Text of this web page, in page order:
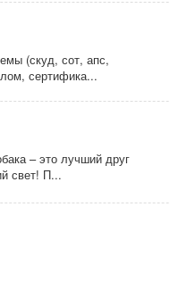
(скуд, сот, апс,
сертифика...
– это лучший друг
свет! П...